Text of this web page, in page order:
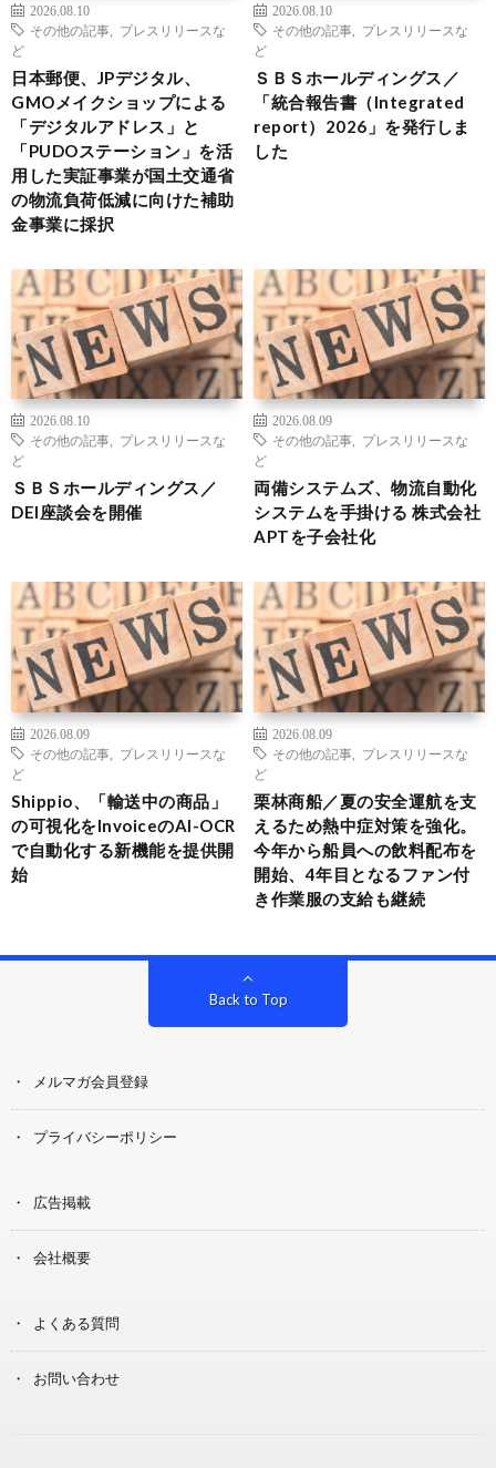
2026.08.10
その他の記事
プレスリリースな
ど
日本郵便、JPデジタル、
GMOメイクショップによる
「デジタルアドレス」と
「PUDOステーション」を活
用した実証事業が国土交通省
の物流負荷低減に向けた補助
金事業に採択
2026.08.10
その他の記事
プレスリリースな
ど
ＳＢＳホールディングス／
「統合報告書（Integrated
report）2026」を発行しま
した
2026.08.10
その他の記事
プレスリリースな
ど
ＳＢＳホールディングス／
DEI座談会を開催
2026.08.09
その他の記事
プレスリリースな
ど
両備システムズ、物流自動化
システムを手掛ける 株式会社
APTを子会社化
2026.08.09
その他の記事
プレスリリースな
ど
Shippio、「輸送中の商品」
の可視化をInvoiceのAI-OCR
で自動化する新機能を提供開
始
2026.08.09
その他の記事
プレスリリースな
ど
栗林商船／夏の安全運航を支
えるため熱中症対策を強化。
今年から船員への飲料配布を
開始、4年目となるファン付
き作業服の支給も継続
Back to Top
メルマガ会員登録
プライバシーポリシー
広告掲載
会社概要
よくある質問
お問い合わせ